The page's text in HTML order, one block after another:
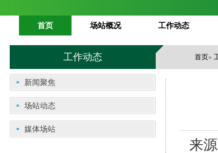
首页 场站概况 工作动态
工作动态 首页»
新闻聚焦
场站动态
媒体场站
来